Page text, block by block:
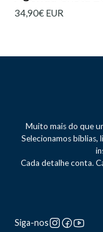
34,90€ EUR
Muito mais do que
Selecionamos bíblias,
Cada detalhe conta.
Siga-nos